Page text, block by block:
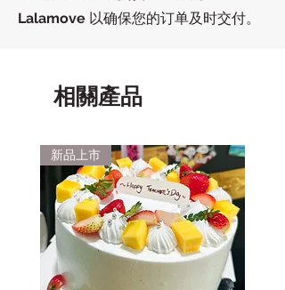
Lalamove 以确保您的订单及时交付。
相關產品
新品上市